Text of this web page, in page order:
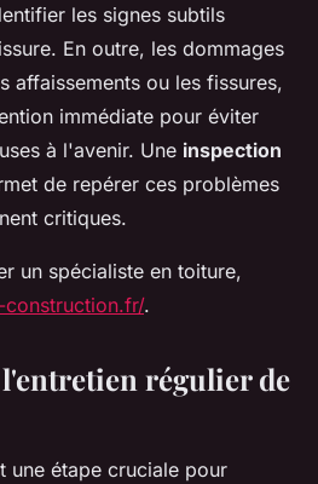
les signes subtils
En outre, les dommages
affaissements ou les fissures,
immédiate pour éviter
à l'avenir. Une inspection
de repérer ces problèmes
critiques.
un spécialiste en toiture,
.
régulier de
une étape cruciale pour